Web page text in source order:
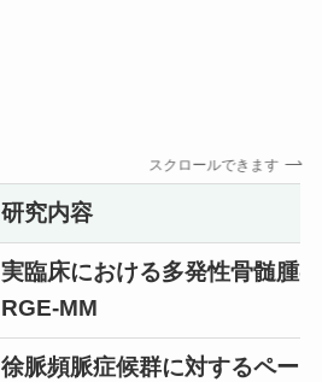
スクロールできます
研究内容
実臨床における多発性骨髄腫
RGE-MM
徐脈頻脈症候群に対するペー